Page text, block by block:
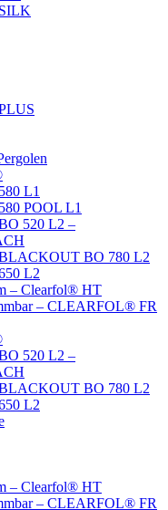
L1
POOL L1
520 L2 –
BO 780 L2
L2
– Clearfol® HT
– CLEARFOL® FR
520 L2 –
BO 780 L2
L2
– Clearfol® HT
– CLEARFOL® FR